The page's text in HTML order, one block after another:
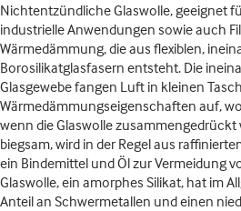
Nichtentzündliche Glaswolle, geeignet
industrielle Anwendungen sowie auch
Wärmedämmung, die aus flexiblen,
Borosilikatglasfasern entsteht. Die
Glasgewebe fangen Luft in kleinen
Wärmedämmungseigenschaften auf,
wenn die Glaswolle zusammengedrückt
biegsam, wird in der Regel aus
ein Bindemittel und Öl zur Vermeidung
Glaswolle, ein amorphes Silikat, hat im
Anteil an Schwermetallen und einen